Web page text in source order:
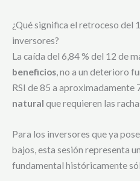
¿Qué significa el retroceso del
inversores?
La caída del 6,84 % del 12 de
beneficios, no a un deterioro
RSI de 85 a aproximadamente
natural que requieren las
Para los inversores que ya
bajos, esta sesión representa
fundamental históricamente